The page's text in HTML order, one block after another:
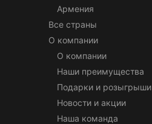
Армения
Все страны
О компании
О компании
Наши преимущества
Подарки и розыгрыши
Новости и акции
Наша команда